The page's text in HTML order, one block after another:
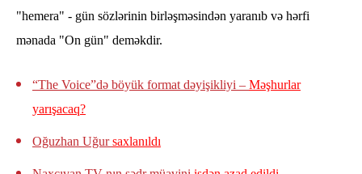
"hemera" - gün sözlərinin birləşməsindən yaranıb və hərfi
mənada "On gün" deməkdir.
“The Voice”də böyük format dəyişikliyi – Məşhurlar
yarışacaq?
Oğuzhan Uğursaxlanıldı